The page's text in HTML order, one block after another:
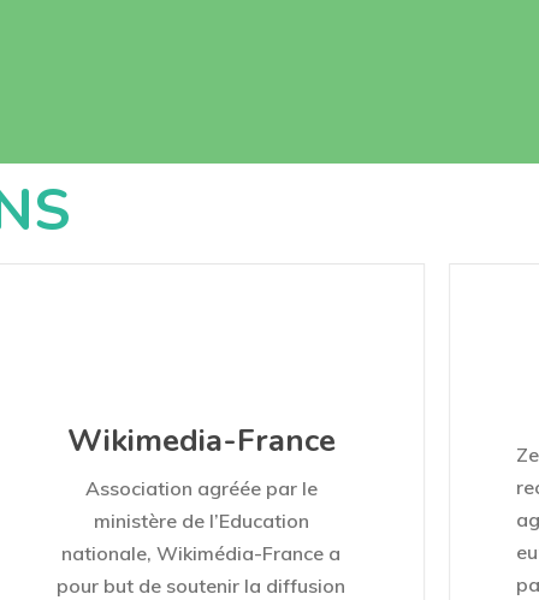
Wikimedia-France
Association agréée par le
ministère de l’Education
nationale, Wikimédia-France a
pour but de soutenir la diffusion